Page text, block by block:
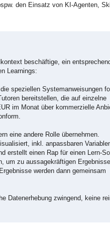
den Einsatz von KI-Agenten,
beschäftige, ein
Learnings:
speziellen Systemanweisungen
bereitstellen, die auf einzelne
im Monat über kommerzielle
eine andere Rolle übernehmen.
inkl. anpassbaren
erstellt einen Rap für einen Lern-
um zu aussagekräftigen
werden dann gemeinsam
Datenerhebung zwingend, keine